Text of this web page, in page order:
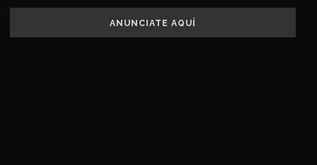
ANUNCIATE AQUÍ